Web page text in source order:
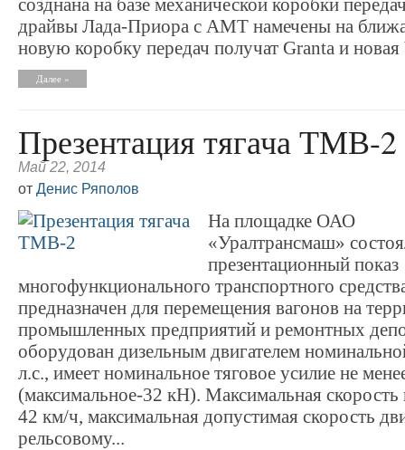
созднана на базе механической коробки
драйвы Лада-Приора с АМТ намечены на
новую коробку передач получат Granta и новая
Далее »
Презентация тягача ТМВ-2
Май 22, 2014
от Денис Ряполов
На площадке ОАО
«Уралтрансмаш»
презентационный показ
многофункционального транспортного
предназначен для перемещения вагонов на
промышленных предприятий и ремонтных
оборудован дизельным двигателем
л.с., имеет номинальное тяговое усилие не
(максимальное-32 кН). Максимальная скорость
42 км/ч, максимальная допустимая скорость
рельсовому...